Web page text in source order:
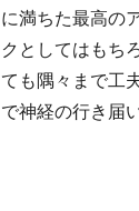
に満ちた最高の
クとしてはもち
ても隅々まで工
で神経の行き届